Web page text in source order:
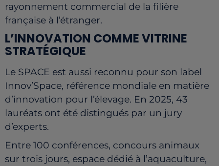
rayonnement commercial de la filière
française à l’étranger.
L’INNOVATION COMME VITRINE
STRATÉGIQUE
Le SPACE est aussi reconnu pour son label
Innov’Space, référence mondiale en matière
d’innovation pour l’élevage. En 2025, 43
lauréats ont été distingués par un jury
d’experts.
Entre 100 conférences, concours animaux
sur trois jours, espace dédié à l’aquaculture,